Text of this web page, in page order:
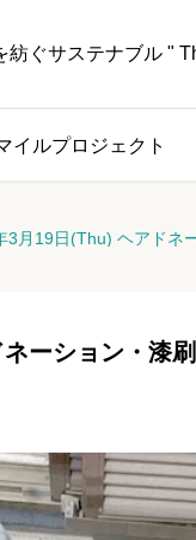
紡ぐサステナブル "
イルプロジェクト
3月19日(Thu) ヘアドネ
ーション・漆